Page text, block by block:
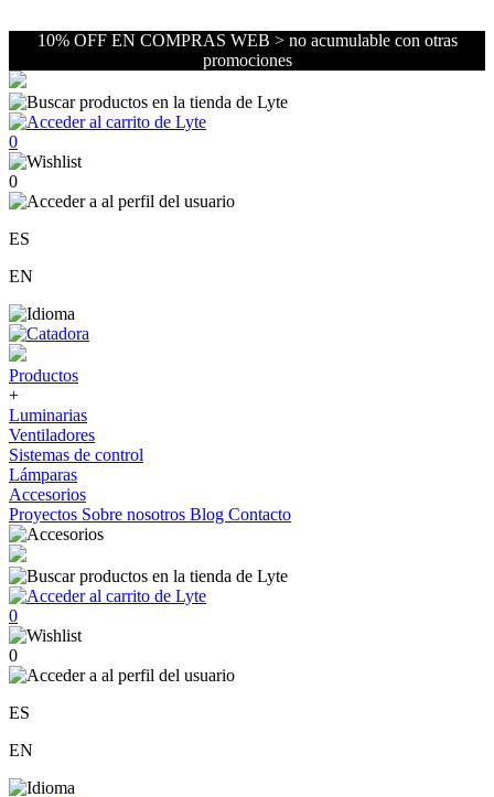
10% OFF EN COMPRAS WEB > no acumulable con otras
promociones
0
0
ES
EN
Productos
+
Luminarias
Ventiladores
Sistemas de control
Lámparas
Accesorios
Proyectos Sobre nosotros Blog Contacto
0
0
ES
EN